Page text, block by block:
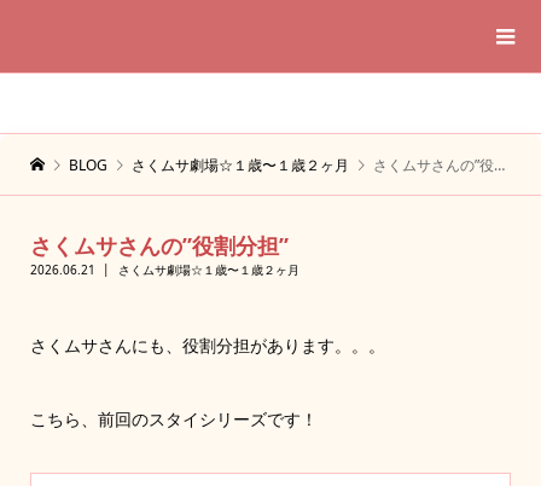
BLOG さくムサ劇場☆１歳〜１歳２ヶ月 さくムサさんの”役割分担”
さくムサさんの”役割分担”
2026.06.21 さくムサ劇場☆１歳〜１歳２ヶ月
さくムサさんにも、役割分担があります。。。
こちら、前回のスタイシリーズです！